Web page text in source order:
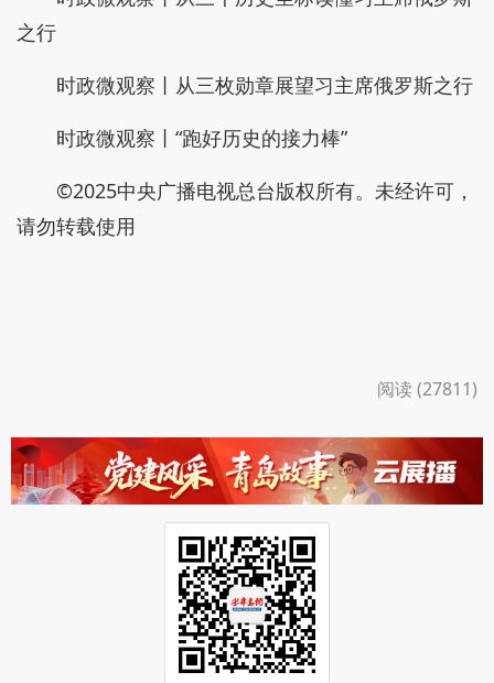
之行
时政微观察丨从三枚勋章展望习主席俄罗斯之行
时政微观察丨“跑好历史的接力棒”
©2025中央广播电视总台版权所有。未经许可，
请勿转载使用
阅读 (27811)